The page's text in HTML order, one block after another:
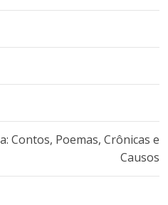
Contos, Poemas, Crônicas e
Causos